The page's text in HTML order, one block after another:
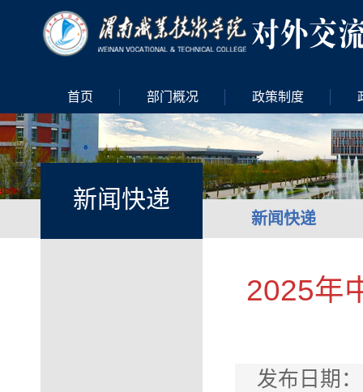
首页 部门概况 政策制度
新闻快递
新闻快递
2025年
发布日期